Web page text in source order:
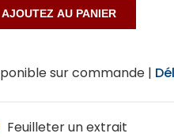
sur commande |
Feuilleter un extrait